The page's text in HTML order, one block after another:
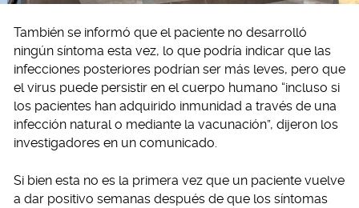
También se informó que el paciente no desarrolló
ningún síntoma esta vez, lo que podría indicar que las
infecciones posteriores podrían ser más leves, pero que
el virus puede persistir en el cuerpo humano “incluso si
los pacientes han adquirido inmunidad a través de una
infección natural o mediante la vacunación”, dijeron los
investigadores en un comunicado.
Si bien esta no es la primera vez que un paciente vuelve
a dar positivo semanas después de que los síntomas